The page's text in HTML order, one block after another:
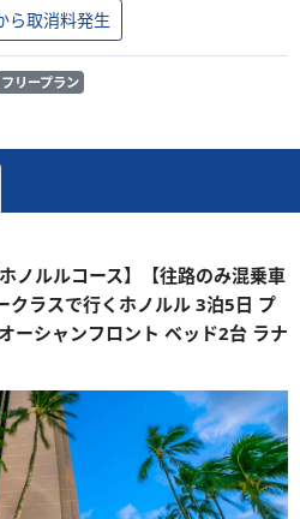
ら取消料発生
フリープラン
ノルルコース】【往路のみ混乗車
ラスで行くホノルル 3泊5日 プ
ーシャンフロント ベッド2台 ラナ